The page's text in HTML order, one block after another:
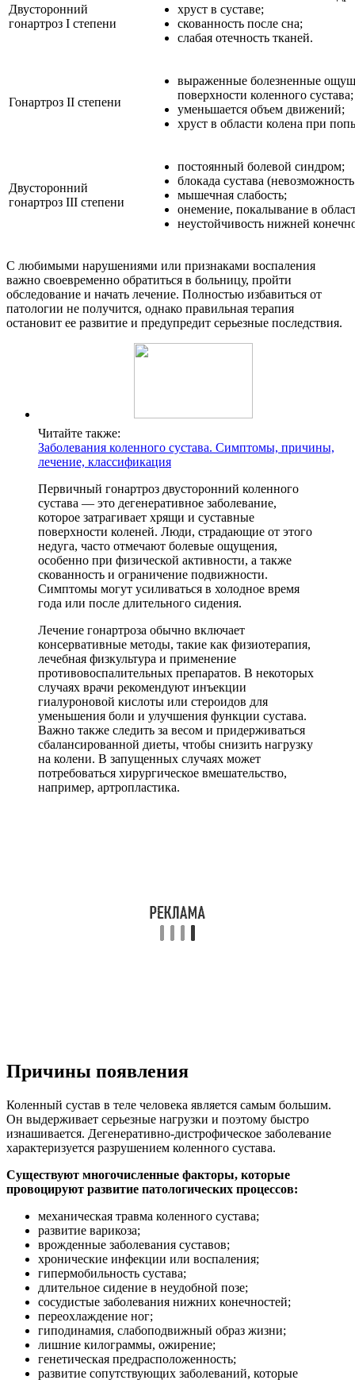
Двусторонний
гонартроз I степени
хруст в суставе;
скованность после сна;
слабая отечность тканей.
Гонартроз II степени
выраженные болезненные
поверхности коленного сустава;
уменьшается объем движений;
хруст в области колена при
Двусторонний
гонартроз III степени
постоянный болевой синдром;
блокада сустава
мышечная слабость;
онемение, покалывание в
неустойчивость нижней
С любимыми нарушениями или признаками воспаления
важно своевременно обратиться в больницу, пройти
обследование и начать лечение. Полностью избавиться от
патологии не получится, однако правильная терапия
остановит ее развитие и предупредит серьезные последствия.
Читайте также:
Заболевания коленного сустава. Симптомы, причины,
лечение, классификация
Первичный гонартроз двусторонний коленного
сустава — это дегенеративное заболевание,
которое затрагивает хрящи и суставные
поверхности коленей. Люди, страдающие от этого
недуга, часто отмечают болевые ощущения,
особенно при физической активности, а также
скованность и ограничение подвижности.
Симптомы могут усиливаться в холодное время
года или после длительного сидения.
Лечение гонартроза обычно включает
консервативные методы, такие как физиотерапия,
лечебная физкультура и применение
противовоспалительных препаратов. В некоторых
случаях врачи рекомендуют инъекции
гиалуроновой кислоты или стероидов для
уменьшения боли и улучшения функции сустава.
Важно также следить за весом и придерживаться
сбалансированной диеты, чтобы снизить нагрузку
на колени. В запущенных случаях может
потребоваться хирургическое вмешательство,
например, артропластика.
Причины появления
Коленный сустав в теле человека является самым большим.
Он выдерживает серьезные нагрузки и поэтому быстро
изнашивается. Дегенеративно-дистрофическое заболевание
характеризуется разрушением коленного сустава.
Существуют многочисленные факторы, которые
провоцируют развитие патологических процессов:
механическая травма коленного сустава;
развитие варикоза;
врожденные заболевания суставов;
хронические инфекции или воспаления;
гипермобильность сустава;
длительное сидение в неудобной позе;
сосудистые заболевания нижних конечностей;
переохлаждение ног;
гиподинамия, слабоподвижный образ жизни;
лишние килограммы, ожирение;
генетическая предрасположенность;
развитие сопутствующих заболеваний, которые